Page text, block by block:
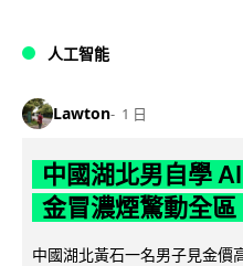
人工智能
Lawton 1 日
中國湖北男自學
金冒濃煙驚動全區
中國湖北黃石一名男子見金價